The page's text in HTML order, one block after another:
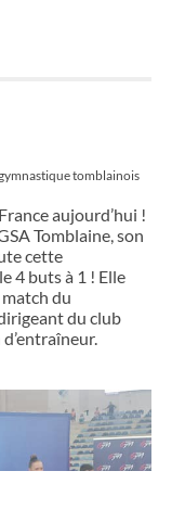
tomblainois
aujourd’hui !
Tomblaine, son
cette
4 buts à 1 ! Elle
du
du club